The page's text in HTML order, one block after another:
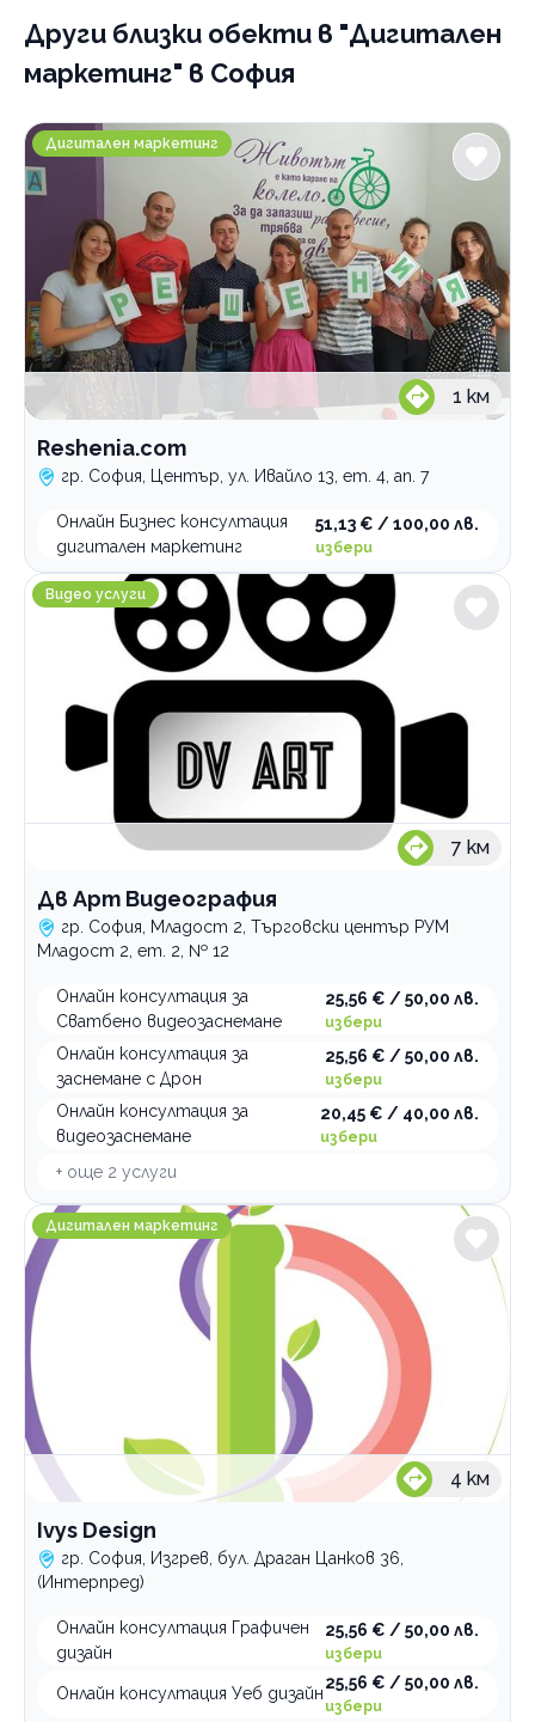
Други близки обекти в "Дигитален
маркетинг" в София
Reshenia.com
Дигитален маркетинг
1 км
Reshenia.com
гр. София, Център, ул. Ивайло 13, ет. 4, ап. 7
Онлайн Бизнес консултация
дигитален маркетинг
51,13 € / 100,00 лв.
избери
Дв Арт Видеография
Видео услуги
7 км
Дв Арт Видеография
гр. София, Младост 2, Търговски център РУМ
Младост 2, ет. 2, № 12
Онлайн консултация за
Сватбено видеозаснемане
25,56 € / 50,00 лв.
избери
Онлайн консултация за
заснемане с Дрон
25,56 € / 50,00 лв.
избери
Онлайн консултация за
видеозаснемане
20,45 € / 40,00 лв.
избери
+ още 2 услуги
Ivys Design
Дигитален маркетинг
4 км
Ivys Design
гр. София, Изгрев, бул. Драган Цанков 36,
(Интерпред)
Онлайн консултация Графичен
дизайн
25,56 € / 50,00 лв.
избери
Онлайн консултация Уеб дизайн
25,56 € / 50,00 лв.
избери
Адвокатски услуги
Счетоводство
Печат, предпечат, довършителни дейности
Проектиране и дизайн
Професионални дезинфекциращи препарати
Зали за събития
Професионални консултации
По домовете